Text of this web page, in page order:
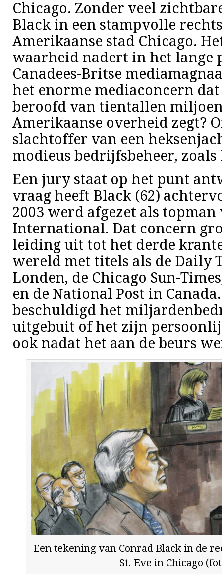
Chicago. Zonder veel
Black in een stampvolle
Amerikaanse stad Chicago.
waarheid nadert in het lange
Canadees-Britse
het enorme mediaconcern
beroofd van tientallen
Amerikaanse overheid zegt?
slachtoffer van een
modieus bedrijfsbeheer,
Een jury staat op het punt
vraag heeft Black (62)
2003 werd afgezet als
International. Dat concern
leiding uit tot het derde
wereld met titels als de Daily
Londen, de Chicago Sun-
en de National Post in
beschuldigd het
uitgebuit of het zijn
ook nadat het aan de beurs
Een tekening van Conrad Black in de
St. Eve in Chicago